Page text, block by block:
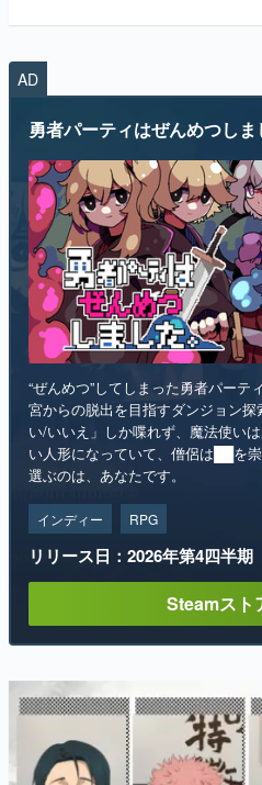
AD
勇者パーティはぜんめつしま
“ぜんめつ”してしまった勇者パーテ
宮からの脱出を目指すダンジョン
い/いいえ」しか喋れず、魔法使い
い人形になっていて、僧侶は██を
選ぶのは、あなたです。
インディー RPG
リリース日：2026年第4四半期
Steamスト